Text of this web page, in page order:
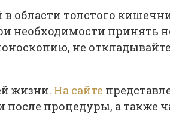
области толстого
необходимости принять
не
жизни. На сайте
процедуры, а также